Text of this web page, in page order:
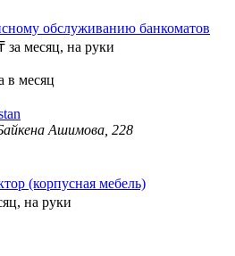
обслуживанию банкоматов
за месяц, на руки
в месяц
Ашимова, 228
(корпусная мебель)
на руки